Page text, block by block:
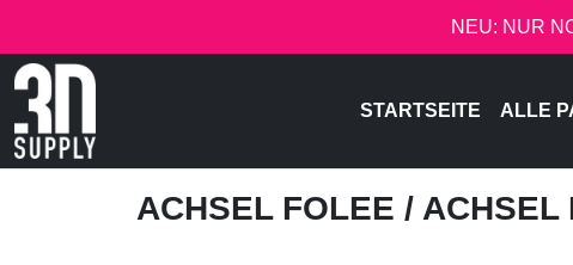
NEU: NUR
STARTSEITE ALLE
ACHSEL FOLEE / ACHSEL